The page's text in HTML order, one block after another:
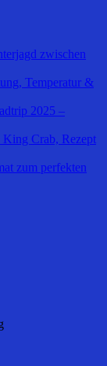
zwischen
Temperatur &
2025 –
Crab, Rezept
zum perfekten